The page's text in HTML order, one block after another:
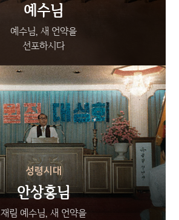
예수님
예수님, 새 언약을
선포하시다
성령시대
안상홍님
재림 예수님, 새 언약을